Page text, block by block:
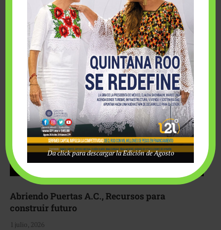
Fairmont Mayakoba y Make-A-Wish México unieron
esfuerzos para hacer realidad el deseo de una …
Abriendo Puertas A.C., Recursos para
construir futuro
1 julio, 2026
Da click para descargar la Edición de Agosto